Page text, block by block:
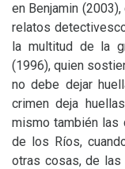
en Benjamin
relatos
la multitud de la
(1996), quien
no debe dejar
crimen deja
mismo también las
de los Ríos,
otras cosas, de las